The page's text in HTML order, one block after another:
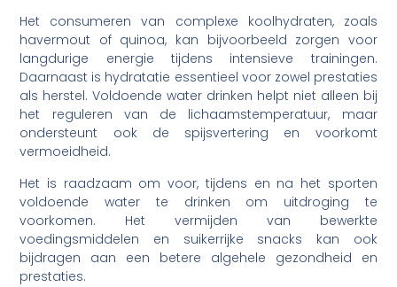
Het consumeren van complexe koolhydraten, zoals
havermout of quinoa, kan bijvoorbeeld zorgen voor
langdurige energie tijdens intensieve trainingen.
Daarnaast is hydratatie essentieel voor zowel prestaties
als herstel. Voldoende water drinken helpt niet alleen bij
het reguleren van de lichaamstemperatuur, maar
ondersteunt ook de spijsvertering en voorkomt
vermoeidheid.
Het is raadzaam om voor, tijdens en na het sporten
voldoende water te drinken om uitdroging te
voorkomen. Het vermijden van bewerkte
voedingsmiddelen en suikerrijke snacks kan ook
bijdragen aan een betere algehele gezondheid en
prestaties.